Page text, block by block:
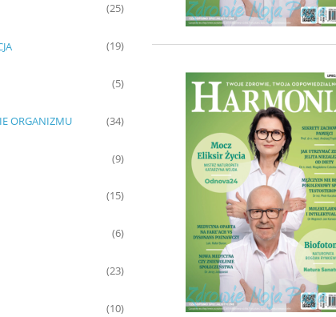
(25)
(19)
(5)
ORGANIZMU (34)
(9)
(15)
(6)
(23)
(10)